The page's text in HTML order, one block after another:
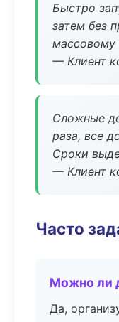
Быстро
затем без
массовому
— Клиент
Сложные
раза, все
Сроки
— Клиент
Часто
Можно ли
Да,